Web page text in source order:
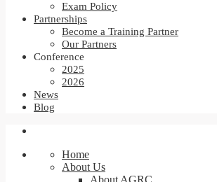
Exam Policy
Partnerships
Become a Training Partner
Our Partners
Conference
2025
2026
News
Blog
Home
About Us
About AGRC